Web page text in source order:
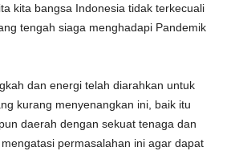
kita bangsa Indonesia tidak terkecuali
tengah siaga menghadapi Pandemik
dan energi telah diarahkan untuk
kurang menyenangkan ini, baik itu
daerah dengan sekuat tenaga dan
permasalahan ini agar dapat